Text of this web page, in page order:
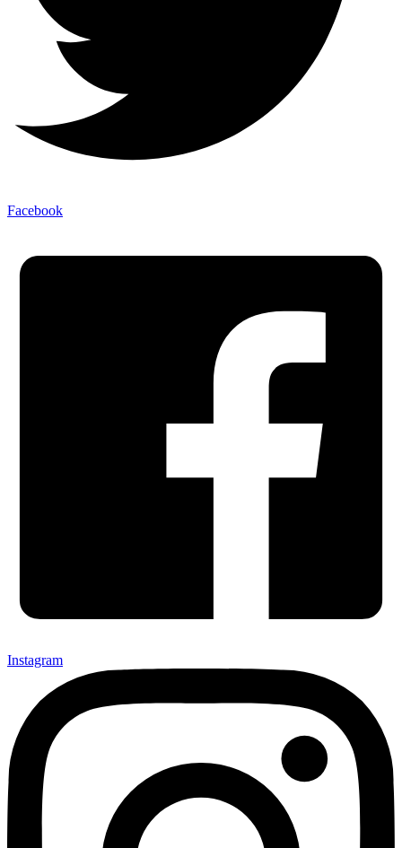
Facebook
Instagram